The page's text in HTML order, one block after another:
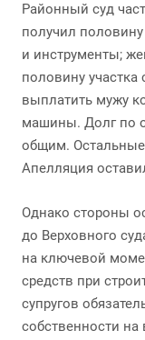
Районный суд
получил
и инструменты;
половину
выплатить мужу
машины. Долг по
общим. Остальные
Апелляция
Однако стороны
до Верховного
на ключевой
средств при
супругов
собственности на